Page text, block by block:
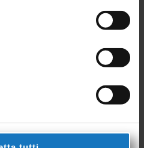
o chiamaci al